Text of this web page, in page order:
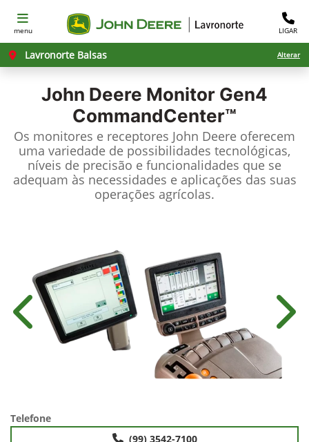
menu LIGAR
Lavronorte Balsas Alterar
John Deere Monitor Gen4
CommandCenter™
Os monitores e receptores John Deere oferecem
uma variedade de possibilidades tecnológicas,
níveis de precisão e funcionalidades que se
adequam às necessidades e aplicações das suas
operações agrícolas.
Anterior
Telefone
(99) 3542-7100